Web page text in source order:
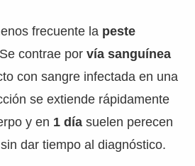
frecuente la peste
contrae porvía sanguínea
con sangre infectada en una
se extiende rápidamente
y en 1 día suelen perecen
dar tiempo al diagnóstico.